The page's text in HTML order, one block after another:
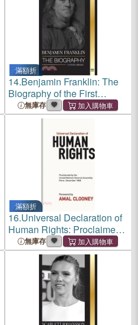
滿額折
14.Benjamin Franklin: The
Biography of the First
American, Statesman during
Revolution, Founding Father
of the United States
無庫存
滿額折
16.Universal Declaration of
Human Rights: Proclaimed
by the United Nations
General Assembly, Paris,
December 1948
無庫存